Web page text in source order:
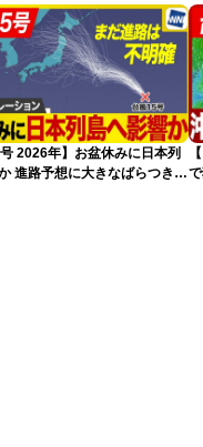
号 2026年】お盆休みに日本列
進路予想に大きなばらつき